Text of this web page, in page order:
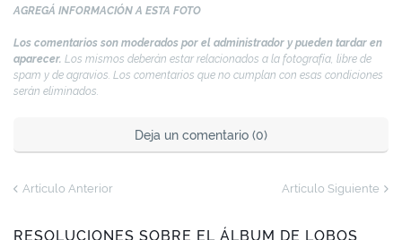
AGREGÁ INFORMACIÓN A ESTA FOTO
Los comentarios son moderados por el administrador y pueden tardar en
aparecer. Los mismos deberán estar relacionados a la fotografía, libre de
spam y de agravios. Los comentarios que no cumplan con esas condiciones
serán eliminados.
Deja un comentario (0)
Artículo Anterior Artículo Siguiente
RESOLUCIONES SOBRE EL ÁLBUM DE LOBOS